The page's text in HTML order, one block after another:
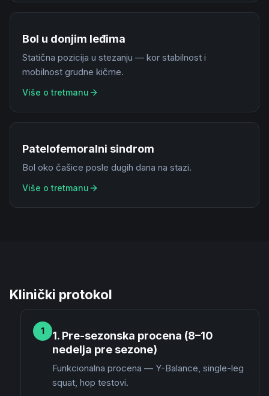
Bol u donjim leđima
Statična pozicija u stezanju — kor stabilnost i
mobilnost grudne kičme.
Više o tretmanu
Patelofemoralni sindrom
Bol oko čašice posle dugih dana na stazi.
Više o tretmanu
Klinički protokol
1
1. Pre-sezonska procena (8–10
nedelja pre sezone)
Funkcionalna procena — Y-Balance, single-leg
squat, hop testovi.